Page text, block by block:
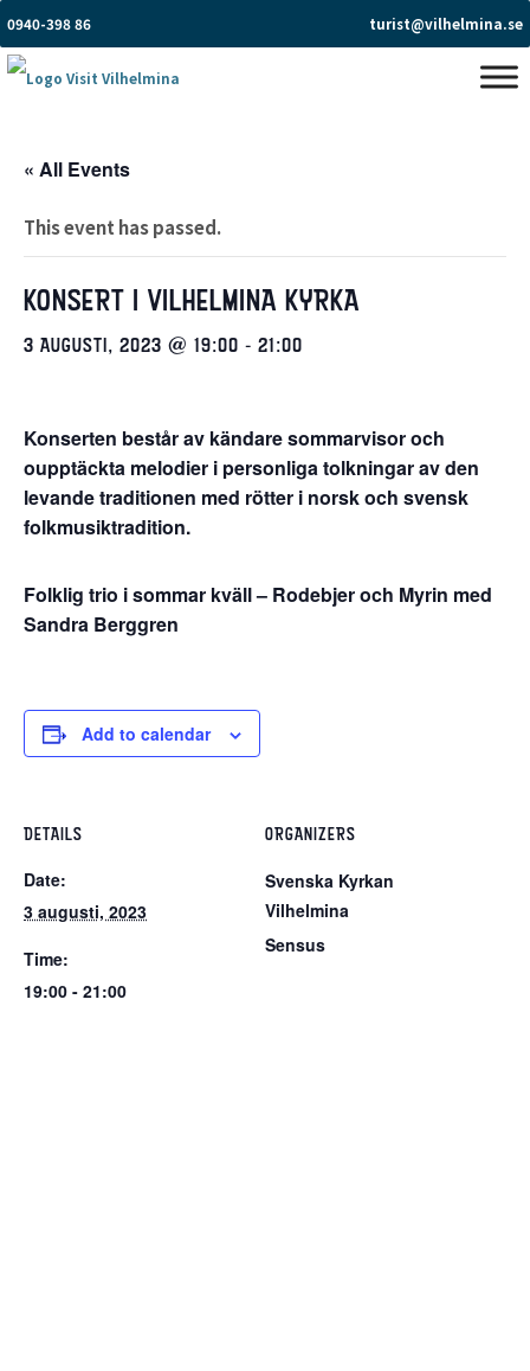
0940-398 86 turist@vilhelmina.se
« All Events
This event has passed.
KONSERT I VILHELMINA KYRKA
3 AUGUSTI, 2023 @ 19:00 - 21:00
Konserten består av kändare sommarvisor och
oupptäckta melodier i personliga tolkningar av den
levande traditionen med rötter i norsk och svensk
folkmusiktradition.
Folklig trio i sommar kväll – Rodebjer och Myrin med
Sandra Berggren
Add to calendar
DETAILS
Date:
3 augusti, 2023
Time:
19:00 - 21:00
ORGANIZERS
Svenska Kyrkan
Vilhelmina
Sensus